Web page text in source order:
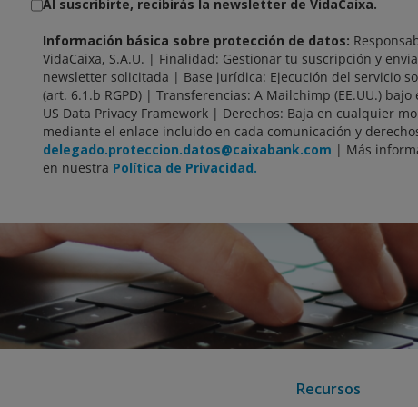
Al suscribirte, recibirás la newsletter de VidaCaixa.
Información básica sobre protección de datos:
VidaCaixa, S.A.U. | Finalidad: Gestionar tu suscripción y
newsletter solicitada | Base jurídica: Ejecución del servicio
(art. 6.1.b RGPD) | Transferencias: A Mailchimp (EE.UU.) bajo
US Data Privacy Framework | Derechos: Baja en cualquier
mediante el enlace incluido en cada comunicación y
delegado.proteccion.datos@caixabank.com | Más
en nuestra Política de Privacidad.
Recursos